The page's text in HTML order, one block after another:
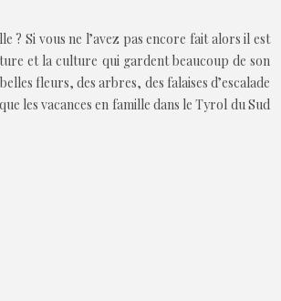
? Si vous ne l’avez pas encore fait alors il est
et la culture qui gardent beaucoup de son
fleurs, des arbres, des falaises d’escalade
les vacances en famille dans le Tyrol du Sud